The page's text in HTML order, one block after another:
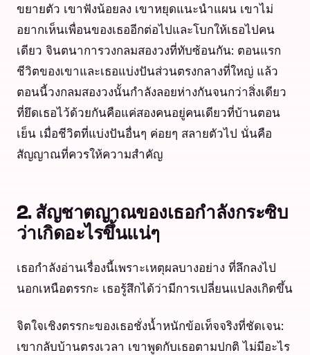
ขยายตัว เขาฟังน้อยลง เขาหยุดแนะนำแผน เขาไม่
อยากเห็นเพื่อนของเธออีกต่อไปและโบกให้เธอไปคน
เดียว จินตนาการวงกลมสองวงที่ทับซ้อนกัน: ตอนแรก
ชีวิตของเขาและเธอแบ่งปันส่วนตรงกลางที่ใหญ่ แล้ว
ตอนนี้วงกลมสองวงนั้นกำลังลอยห่างกันจนกว่าสิ่งเดียว
ที่ยึดเธอไว้ด้วยกันคือแค่สองคนอยู่คนเดียวที่บ้านตอน
เย็น เมื่อชีวิตที่แบ่งปันอื่นๆ ค่อยๆ สลายตัวไป นั่นคือ
สัญญาณที่ควรให้ความสำคัญ
2. สัญชาตญาณของเธอกำลังกระซิบ
ว่าเกิดอะไรขึ้นแน่ๆ
เธอกำลังอ่านเรื่องนี้เพราะเหตุผลบางอย่าง ที่ลึกลงไป
นอกเหนือตรรกะ เธอรู้สึกได้ว่ามีการเปลี่ยนแปลงเกิดขึ้น
จิตใจเชิงตรรกะของเธอชั่งน้ำหนักข้อเท็จจริงที่ชัดเจน:
เขากลับบ้านตรงเวลา เขาพูดกับเธอตามปกติ ไม่มีอะไร